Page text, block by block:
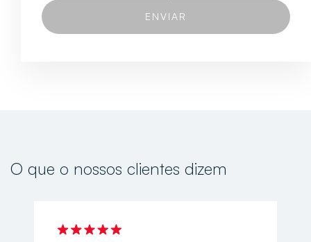
O que o nossos clientes dizem